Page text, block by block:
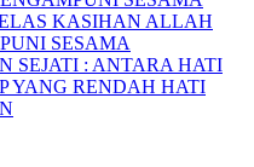
KASIHAN ALLAH
SESAMA
SEJATI : ANTARA HATI
YANG RENDAH HATI